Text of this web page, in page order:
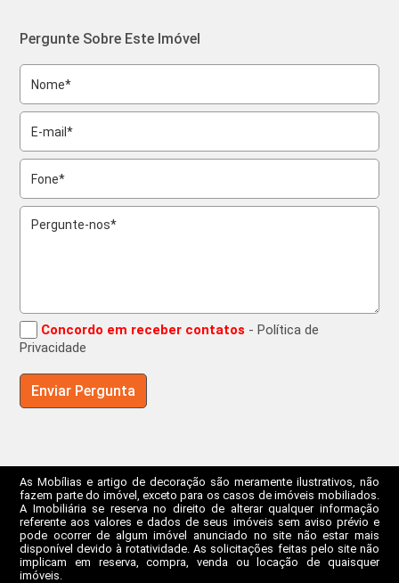
Pergunte Sobre Este Imóvel
Concordo em receber contatos - Política de
Privacidade
As Mobílias e artigo de decoração são meramente ilustrativos, não
fazem parte do imóvel, exceto para os casos de imóveis mobiliados.
A Imobiliária se reserva no direito de alterar qualquer informação
referente aos valores e dados de seus imóveis sem aviso prévio e
pode ocorrer de algum imóvel anunciado no site não estar mais
disponível devido à rotatividade. As solicitações feitas pelo site não
implicam em reserva, compra, venda ou locação de quaisquer
imóveis.